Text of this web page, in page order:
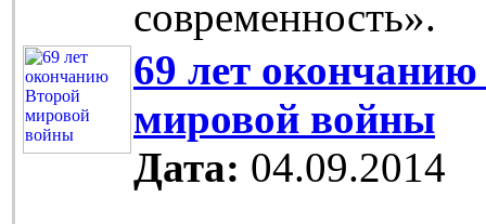
современность».
69 лет
мировой войны
Дата: 04.09.2014